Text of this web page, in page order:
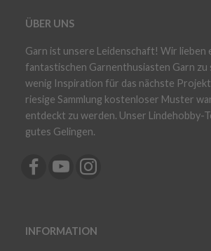
ÜBER UNS
Garn ist unsere Leidenschaft! Wir lieben
fantastischen Garnenthusiasten Garn zu
wenig Inspiration für das nächste
riesige Sammlung kostenloser Muster
entdeckt zu werden. Unser Lindehobby-
gutes Gelingen.
INFORMATION